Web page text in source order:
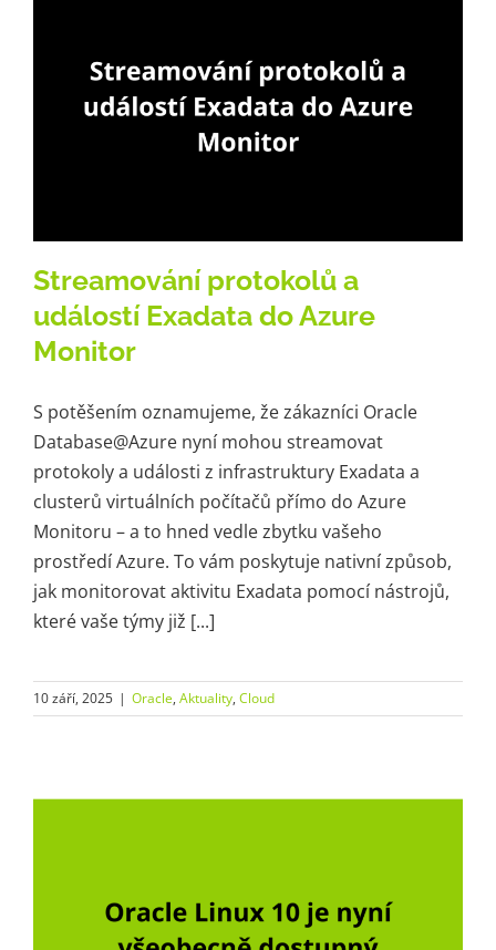
Streamování protokolů a
událostí Exadata do Azure
Monitor
S potěšením oznamujeme, že zákazníci Oracle
Database@Azure nyní mohou streamovat
protokoly a události z infrastruktury Exadata a
clusterů virtuálních počítačů přímo do Azure
Monitoru – a to hned vedle zbytku vašeho
prostředí Azure. To vám poskytuje nativní způsob,
jak monitorovat aktivitu Exadata pomocí nástrojů,
které vaše týmy již [...]
10 září, 2025 | Oracle, Aktuality, Cloud